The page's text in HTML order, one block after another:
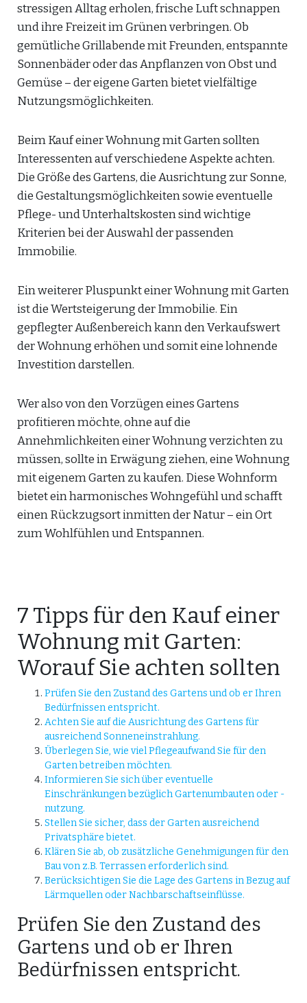
stressigen Alltag erholen, frische Luft schnappen
und ihre Freizeit im Grünen verbringen. Ob
gemütliche Grillabende mit Freunden, entspannte
Sonnenbäder oder das Anpflanzen von Obst und
Gemüse – der eigene Garten bietet vielfältige
Nutzungsmöglichkeiten.
Beim Kauf einer Wohnung mit Garten sollten
Interessenten auf verschiedene Aspekte achten.
Die Größe des Gartens, die Ausrichtung zur Sonne,
die Gestaltungsmöglichkeiten sowie eventuelle
Pflege- und Unterhaltskosten sind wichtige
Kriterien bei der Auswahl der passenden
Immobilie.
Ein weiterer Pluspunkt einer Wohnung mit Garten
ist die Wertsteigerung der Immobilie. Ein
gepflegter Außenbereich kann den Verkaufswert
der Wohnung erhöhen und somit eine lohnende
Investition darstellen.
Wer also von den Vorzügen eines Gartens
profitieren möchte, ohne auf die
Annehmlichkeiten einer Wohnung verzichten zu
müssen, sollte in Erwägung ziehen, eine Wohnung
mit eigenem Garten zu kaufen. Diese Wohnform
bietet ein harmonisches Wohngefühl und schafft
einen Rückzugsort inmitten der Natur – ein Ort
zum Wohlfühlen und Entspannen.
7 Tipps für den Kauf einer
Wohnung mit Garten:
Worauf Sie achten sollten
Prüfen Sie den Zustand des Gartens und ob er Ihren
Bedürfnissen entspricht.
Achten Sie auf die Ausrichtung des Gartens für
ausreichend Sonneneinstrahlung.
Überlegen Sie, wie viel Pflegeaufwand Sie für den
Garten betreiben möchten.
Informieren Sie sich über eventuelle
Einschränkungen bezüglich Gartenumbauten oder -
nutzung.
Stellen Sie sicher, dass der Garten ausreichend
Privatsphäre bietet.
Klären Sie ab, ob zusätzliche Genehmigungen für den
Bau von z.B. Terrassen erforderlich sind.
Berücksichtigen Sie die Lage des Gartens in Bezug auf
Lärmquellen oder Nachbarschaftseinflüsse.
Prüfen Sie den Zustand des
Gartens und ob er Ihren
Bedürfnissen entspricht.